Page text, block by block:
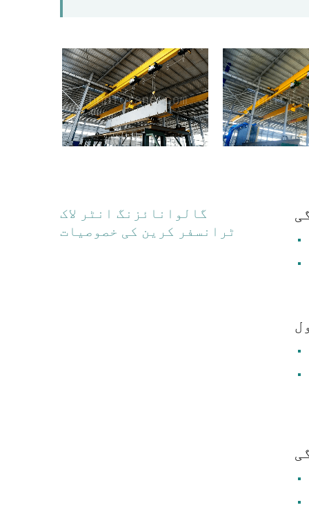
گالوانائزنگ انٹر لاک
ٹرانسفر کرین کی خصوصیات